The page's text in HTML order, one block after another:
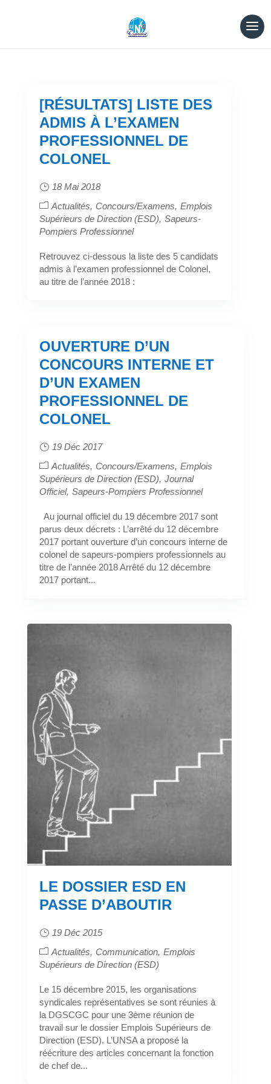
[RÉSULTATS] LISTE DES
ADMIS À L’EXAMEN
PROFESSIONNEL DE
COLONEL
18 Mai 2018
Actualités
Concours/Examens Emplois
Supérieurs de Direction (ESD) Sapeurs-
Pompiers Professionnel
Retrouvez ci-dessous la liste des 5 candidats
admis à l’examen professionnel de Colonel,
au titre de l’année 2018 :
OUVERTURE D’UN
CONCOURS INTERNE ET
D’UN EXAMEN
PROFESSIONNEL DE
COLONEL
19 Déc 2017
Actualités
Concours/Examens Emplois
Supérieurs de Direction (ESD) Journal
Officiel Sapeurs-Pompiers Professionnel
Au journal officiel du 19 décembre 2017 sont
parus deux décrets : L’arrêté du 12 décembre
2017 portant ouverture d’un concours interne de
colonel de sapeurs-pompiers professionnels au
titre de l’année 2018 Arrêté du 12 décembre
2017 portant...
LE DOSSIER ESD EN
PASSE D’ABOUTIR
19 Déc 2015
Actualités
Communication Emplois
Supérieurs de Direction (ESD)
Le 15 décembre 2015, les organisations
syndicales représentatives se sont réunies à
la DGSCGC pour une 3ème réunion de
travail sur le dossier Emplois Supérieurs de
Direction (ESD). L’UNSA a proposé la
réécriture des articles concernant la fonction
de chef de...